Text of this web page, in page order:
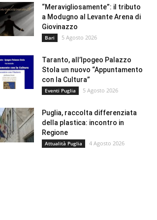
“Meravigliosamente”: il tributo
a Modugno al Levante Arena di
Giovinazzo
Bari 5 Agosto 2026
Taranto, all’Ipogeo Palazzo
Stola un nuovo “Appuntamento
con la Cultura”
Eventi Puglia 5 Agosto 2026
Puglia, raccolta differenziata
della plastica: incontro in
Regione
Attualità Puglia 4 Agosto 2026